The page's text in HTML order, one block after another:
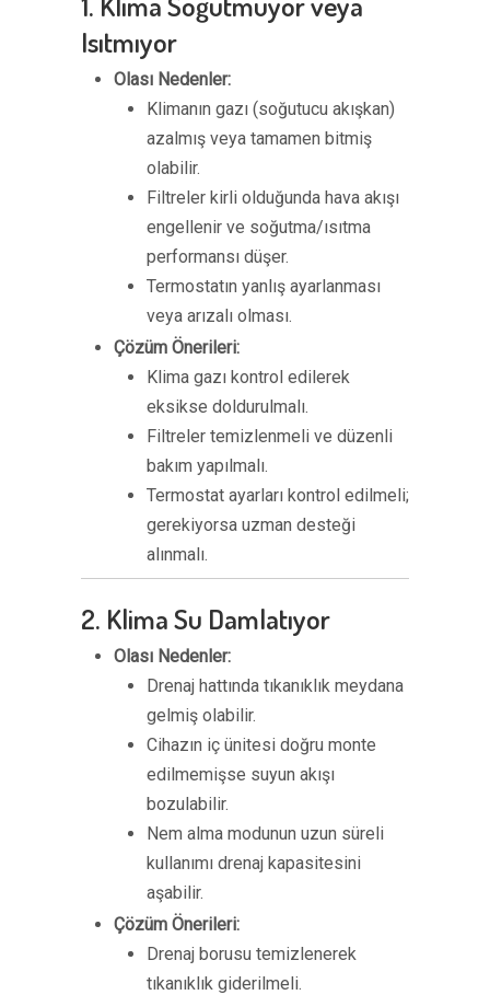
Isıtmıyor
Olası Nedenler:
Klimanın gazı (soğutucu akışkan)
azalmış veya tamamen bitmiş
olabilir.
Filtreler kirli olduğunda hava akışı
engellenir ve soğutma/ısıtma
performansı düşer.
Termostatın yanlış ayarlanması
veya arızalı olması.
Çözüm Önerileri:
Klima gazı kontrol edilerek
eksikse doldurulmalı.
Filtreler temizlenmeli ve düzenli
bakım yapılmalı.
Termostat ayarları kontrol edilmeli;
gerekiyorsa uzman desteği
alınmalı.
2. Klima Su Damlatıyor
Olası Nedenler:
Drenaj hattında tıkanıklık meydana
gelmiş olabilir.
Cihazın iç ünitesi doğru monte
edilmemişse suyun akışı
bozulabilir.
Nem alma modunun uzun süreli
kullanımı drenaj kapasitesini
aşabilir.
Çözüm Önerileri:
Drenaj borusu temizlenerek
tıkanıklık giderilmeli.